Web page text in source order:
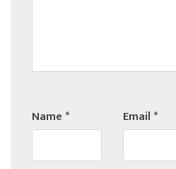
Name* Email*